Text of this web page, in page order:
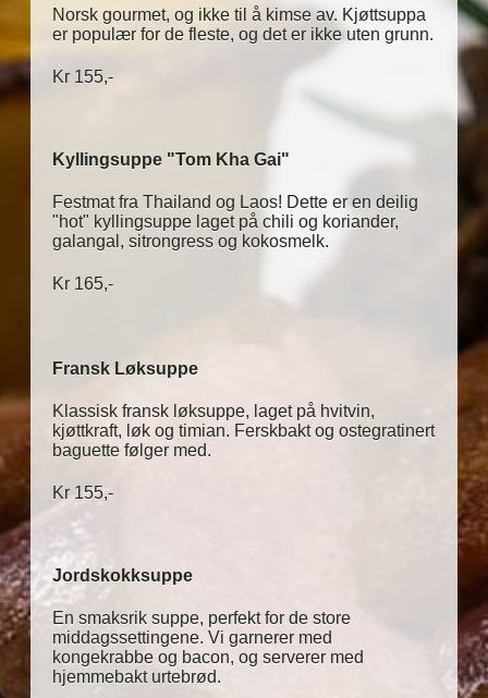
Norsk gourmet, og ikke til å kimse av. Kjøttsuppa
er populær for de fleste, og det er ikke uten grunn.
Kr 155,-
Kyllingsuppe "Tom Kha Gai"
Festmat fra Thailand og Laos! Dette er en deilig
"hot" kyllingsuppe laget på chili og koriander,
galangal, sitrongress og kokosmelk.
Kr 165,-
Fransk Løksuppe
Klassisk fransk løksuppe, laget på hvitvin,
kjøttkraft, løk og timian. Ferskbakt og ostegratinert
baguette følger med.
Kr 155,-
Jordskokksuppe
En smaksrik suppe, perfekt for de store
middagssettingene. Vi garnerer med
kongekrabbe og bacon, og serverer med
hjemmebakt urtebrød.